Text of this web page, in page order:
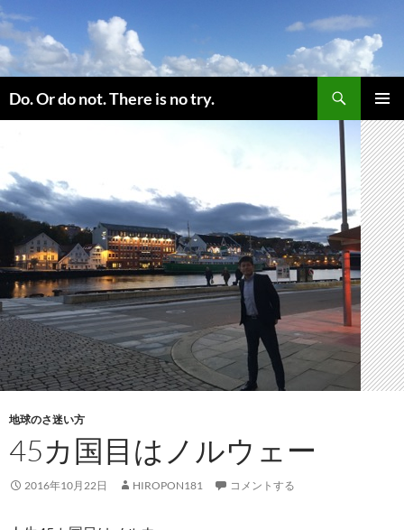
コ
ン
テ
ン
ツ
へ
ッ
プ
Do. Or do not. There is no try.
索
メインメ
ニュー
地球のさ迷い方
45カ国目はノルウェー
2016年10月22日 HIROPON181 コメントする